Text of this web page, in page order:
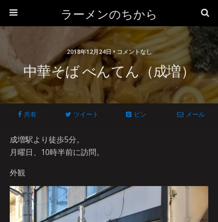
ラーメンのちから
2018年12月24日 • コメントなし
中華そば べんてん（成増）
共有 ツイート ピン メール
成増駅より徒歩5分。
月曜日、10時半前に訪問。
外観